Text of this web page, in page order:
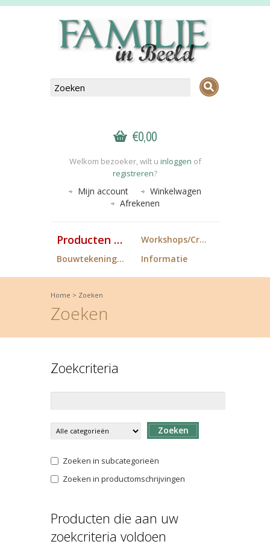
€0,00
Welkom bezoeker, wilt u inloggen of
registreren?
Mijn account
Winkelwagen
Afrekenen
Producten FiB
Workshops/Cropdagen
Bouwtekeningen
Informatie
Home > Zoeken
Zoeken
Zoekcriteria
Zoeken
Zoeken in subcategorieën
Zoeken in productomschrijvingen
Producten die aan uw
zoekcriteria voldoen